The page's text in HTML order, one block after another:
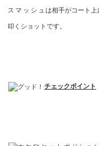
スマッシュは相手がコート上
叩くショットです。
チェックポイント